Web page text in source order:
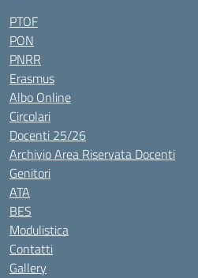
PTOF
PON
PNRR
Erasmus
Albo Online
Circolari
Docenti 25/26
Archivio Area Riservata Docenti
Genitori
ATA
BES
Modulistica
Contatti
Gallery